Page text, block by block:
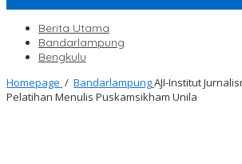
Berita Utama
Bandarlampung
Bengkulu
Homepage / BandarlampungAJI-Institut
Pelatihan Menulis Puskamsikham Unila